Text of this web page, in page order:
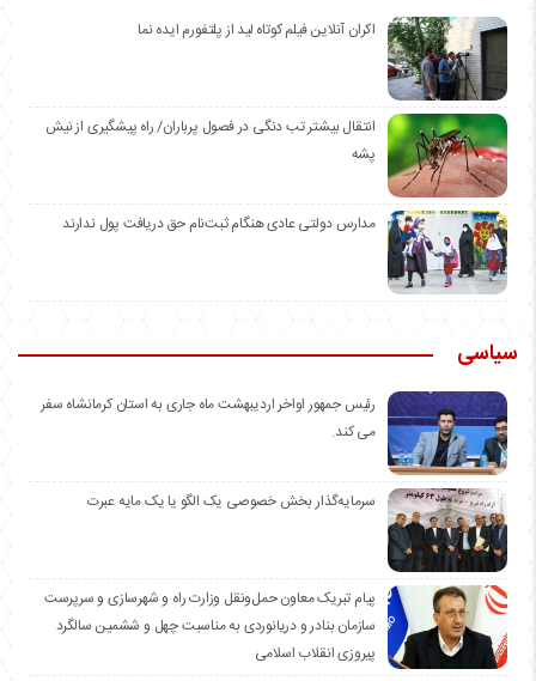
اکران آنلاین فیلم کوتاه لید از پلتفورم ایده نما
انتقال بیشتر تب دنگی در فصول پرباران/ راه پیشگیری از نیش
پشه
مدارس دولتی عادی هنگام ثبت‌نام حق دریافت پول ندارند
سیاسی
رئیس جمهور اواخر اردیبهشت ماه جاری به استان کرمانشاه سفر
می کند.
سرمایه‌گذار بخش خصوصی یک الگو یا یک مایه عبرت
️پیام تبریک معاون حمل‌ونقل وزارت راه و شهرسازی و سرپرست
سازمان بنادر و دریانوردی به مناسبت چهل و ششمین سالگرد
پیروزی انقلاب اسلامی